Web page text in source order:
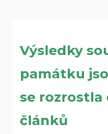
Výsledky
památku
se rozrostla
článků